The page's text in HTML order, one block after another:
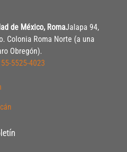
de México, RomaJalapa 94,
Colonia Roma Norte (a una
Obregón).
55-5525-4023